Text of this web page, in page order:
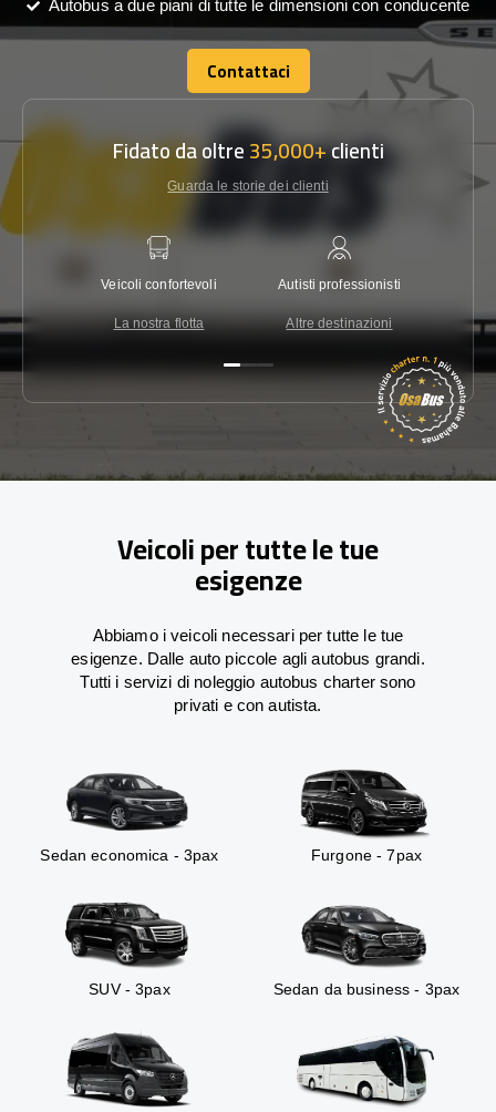
Autobus a due piani di tutte le dimensioni con conducente
Contattaci
Contattaci
Fidato da oltre35,000+clienti
Guarda le storie dei clienti
Veicoli confortevoli
La nostra flotta
Autisti professionisti
Altre destinazioni
Veicoli per tutte le tue
esigenze
Abbiamo i veicoli necessari per tutte le tue
esigenze. Dalle auto piccole agli autobus grandi.
Tutti i servizi di noleggio autobus charter sono
privati e con autista.
Sedan economica - 3pax Furgone - 7pax
SUV - 3pax Sedan da business - 3pax